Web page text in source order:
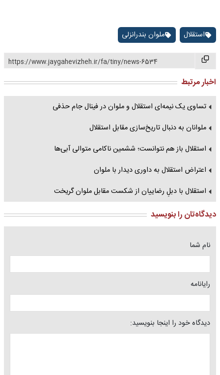
استقلال ملوان بندرانزلی
https://www.jaygahevizheh.ir/fa/tiny/news-6534
اخبار مرتبط
تساوی یک نیمه‌ای استقلال و ملوان در فینال جام حذفی
ملوانان به دنبال تاریخ‌سازی مقابل استقلال
استقلال باز هم نتوانست؛ ششمین ناکامی متوالی آبی‌ها
اعتراض استقلال به داوری دیدار با ملوان
استقلال با دبلِ رضاییان از شکست مقابل ملوان گریخت
دیدگاه‌تان را بنویسید
نام شما
رایانامه
دیدگاه خود را اینجا بنویسید: